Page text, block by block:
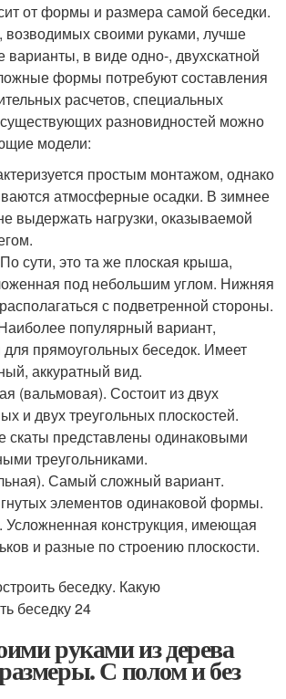
от формы и размера самой беседки.
возводимых своими руками, лучше
варианты, в виде одно-, двухскатной
формы потребуют составления
расчетов, специальных
разновидностей можно
модели:
простым монтажом, однако
атмосферные осадки. В зимнее
выдержать нагрузки, оказываемой
сути, это та же плоская крыша,
под небольшим углом. Нижняя
с подветренной стороны.
популярный вариант,
прямоугольных беседок. Имеет
аккуратный вид.
(вальмовая). Состоит из двух
и двух треугольных плоскостей.
скаты представлены одинаковыми
треугольниками.
Самый сложный вариант.
элементов одинаковой формы.
Усложненная конструкция, имеющая
и разные по строению плоскости.
руками из дерева
С полом и без